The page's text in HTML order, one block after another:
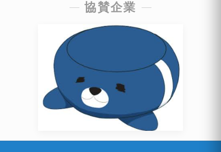
協賛企業